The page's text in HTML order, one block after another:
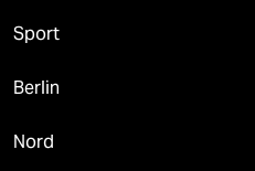
Sport
Berlin
Nord